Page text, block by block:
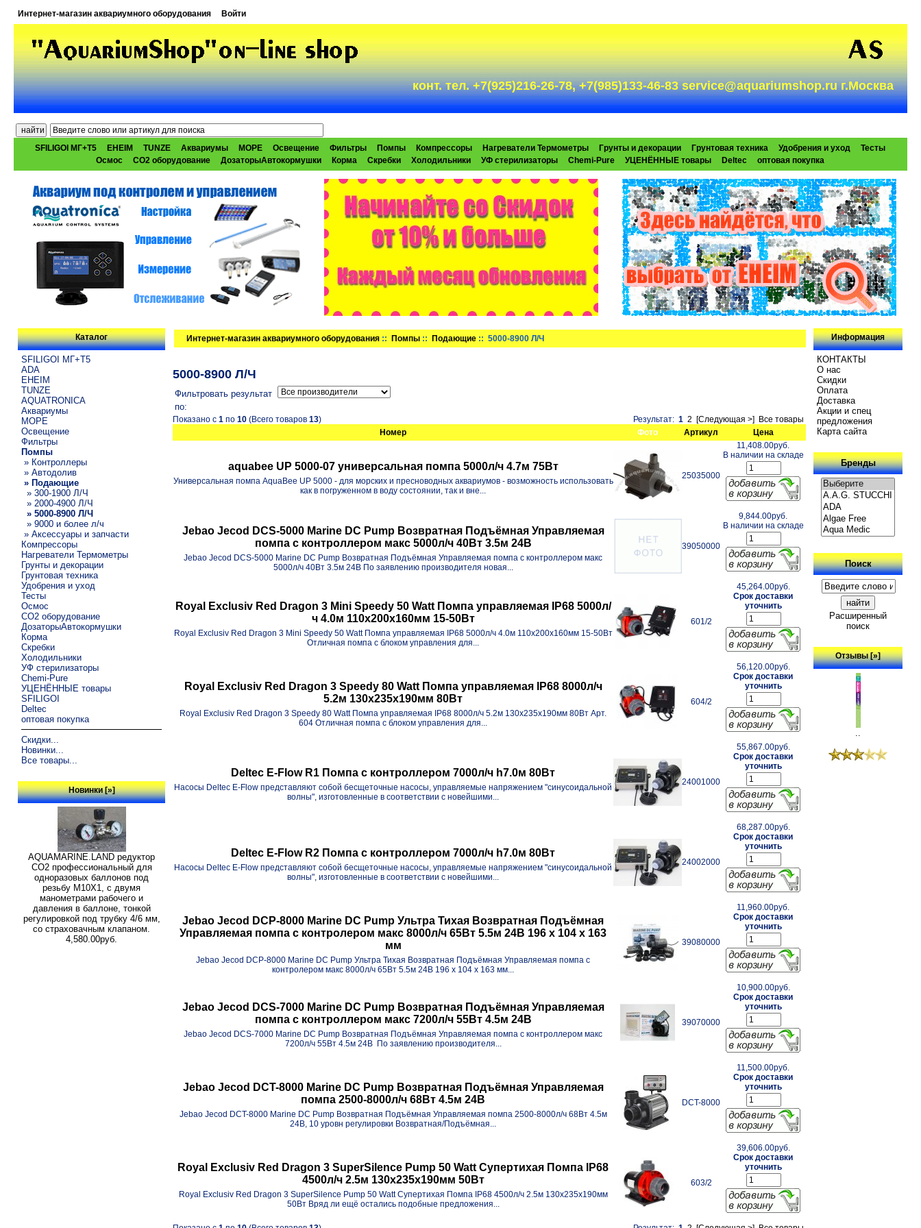
Интернет-магазин аквариумного оборудования Войти
конт. тел. +7(925)216-26-78, +7(985)133-46-83 service@aquariumshop.ru г.Москва
SFILIGOI МГ+Т5 EHEIM TUNZE Аквариумы МОРЕ Освещение Фильтры Помпы Компрессоры Нагреватели Термометры Грунты и декорации Грунтовая техника Удобрения и уход
Тесты
Осмос
CO2 оборудование ДозаторыАвтокормушки Корма Скребки Холодильники УФ стерилизаторы Chemi-Pure УЦЕНЁННЫЕ товары Deltec оптовая покупка
Каталог
SFILIGOI МГ+Т5
ADA
EHEIM
TUNZE
AQUATRONICA
Аквариумы
МОРЕ
Освещение
Фильтры
Помпы
» Контроллеры
» Автодолив
» Подающие
» 300-1900 Л/Ч
» 2000-4900 Л/Ч
» 5000-8900 Л/Ч
» 9000 и более л/ч
» Аксессуары и запчасти
Компрессоры
Нагреватели Термометры
Грунты и декорации
Грунтовая техника
Удобрения и уход
Тесты
Осмос
CO2 оборудование
ДозаторыАвтокормушки
Корма
Скребки
Холодильники
УФ стерилизаторы
Chemi-Pure
УЦЕНЁННЫЕ товары
SFILIGOI
Deltec
оптовая покупка
Скидки...
Новинки...
Все товары...
Новинки [»]
AQUAMARINE.LAND редуктор
СО2 профессиональный для
одноразовых баллонов под
резьбу M10X1, с двумя
манометрами рабочего и
давления в баллоне, тонкой
регулировкой под трубку 4/6 мм,
со страховачным клапаном.
4,580.00руб.
Интернет-магазин аквариумного оборудования :: Помпы :: Подающие :: 5000-8900 Л/Ч
5000-8900 Л/Ч
Фильтровать результат
по:
Показано с1 по10 (Всего товаров13) Результат:1 2 [Следующая >]
Все товары
Номер
Фото Артикул Цена
aquabee UP 5000-07 универсальная помпа 5000л/ч 4.7м 75Вт
Универсальная помпа AquaBee UP 5000 - для морских и пресноводных аквариумов - возможность использовать
как в погруженном в воду состоянии, так и вне...
25035000
11,408.00руб.
В наличии на складе
Jebao Jecod DCS-5000 Marine DC Pump Возвратная Подъёмная Управляемая
помпа с контроллером макс 5000л/ч 40Вт 3.5м 24В
Jebao Jecod DCS-5000 Marine DC Pump Возвратная Подъёмная Управляемая помпа с контроллером макс
5000л/ч 40Вт 3.5м 24В По заявлению производителя новая...
39050000
9,844.00руб.
В наличии на складе
Royal Exclusiv Red Dragon 3 Mini Speedy 50 Watt Помпа управляемая IP68 5000л/
ч 4.0м 110x200x160мм 15-50Вт
Royal Exclusiv Red Dragon 3 Mini Speedy 50 Watt Помпа управляемая IP68 5000л/ч 4.0м 110x200x160мм 15-50Вт
Отличная помпа с блоком управления для...
601/2
45,264.00руб.
Срок доставки
уточнить
Royal Exclusiv Red Dragon 3 Speedy 80 Watt Помпа управляемая IP68 8000л/ч
5.2м 130x235x190мм 80Вт
Royal Exclusiv Red Dragon 3 Speedy 80 Watt Помпа управляемая IP68 8000л/ч 5.2м 130x235x190мм 80Вт Арт.
604 Отличная помпа с блоком управления для...
604/2
56,120.00руб.
Срок доставки
уточнить
Deltec E-Flow R1 Помпа с контроллером 7000л/ч h7.0м 80Вт
Насосы Deltec E-Flow представляют собой бесщеточные насосы, управляемые напряжением "синусоидальной
волны", изготовленные в соответствии с новейшими...
24001000
55,867.00руб.
Срок доставки
уточнить
Deltec E-Flow R2 Помпа с контроллером 7000л/ч h7.0м 80Вт
Насосы Deltec E-Flow представляют собой бесщеточные насосы, управляемые напряжением "синусоидальной
волны", изготовленные в соответствии с новейшими...
24002000
68,287.00руб.
Срок доставки
уточнить
Jebao Jecod DCP-8000 Marine DC Pump Ультра Тихая Возвратная Подъёмная
Управляемая помпа с контролером макс 8000л/ч 65Вт 5.5м 24В 196 x 104 x 163
мм
Jebao Jecod DCP-8000 Marine DC Pump Ультра Тихая Возвратная Подъёмная Управляемая помпа с
контролером макс 8000л/ч 65Вт 5.5м 24В 196 x 104 x 163 мм...
39080000
11,960.00руб.
Срок доставки
уточнить
Jebao Jecod DCS-7000 Marine DC Pump Возвратная Подъёмная Управляемая
помпа с контроллером макс 7200л/ч 55Вт 4.5м 24В
Jebao Jecod DCS-7000 Marine DC Pump Возвратная Подъёмная Управляемая помпа с контроллером макс
7200л/ч 55Вт 4.5м 24В По заявлению производителя...
39070000
10,900.00руб.
Срок доставки
уточнить
Jebao Jecod DCT-8000 Marine DC Pump Возвратная Подъёмная Управляемая
помпа 2500-8000л/ч 68Вт 4.5м 24В
Jebao Jecod DCT-8000 Marine DC Pump Возвратная Подъёмная Управляемая помпа 2500-8000л/ч 68Вт 4.5м
24В, 10 уровн регулировки Возвратная/Подъёмная...
DCT-8000
11,500.00руб.
Срок доставки
уточнить
Royal Exclusiv Red Dragon 3 SuperSilence Pump 50 Watt Супертихая Помпа IP68
4500л/ч 2.5м 130x235x190мм 50Вт
Royal Exclusiv Red Dragon 3 SuperSilence Pump 50 Watt Супертихая Помпа IP68 4500л/ч 2.5м 130x235x190мм
50Вт Вряд ли ещё остались подобные предложения...
603/2
39,606.00руб.
Срок доставки
уточнить
Информация
КОНТАКТЫ
О нас
Скидки
Oплатa
Доставка
Акции и спец
предложения
Карта сайта
Бренды
Поиск
Расширенный
поиск
Отзывы [»]